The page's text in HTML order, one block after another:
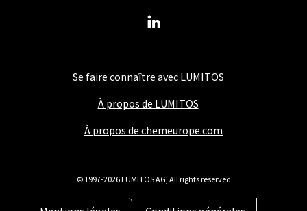
Se faire connaître avec LUMITOS
À propos de LUMITOS
À propos de chemeurope.com
© 1997-2026 LUMITOS AG, All rights reserved